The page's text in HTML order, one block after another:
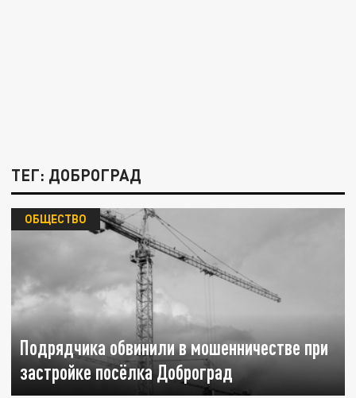
ТЕГ: ДОБРОГРАД
Подрядчика обвинили в мошенничестве при
застройке посёлка Доброград
ОБЩЕСТВО